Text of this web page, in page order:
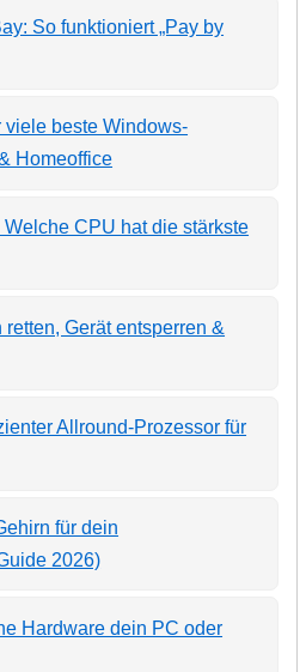
So funktioniert „Pay by
viele beste Windows-
Homeoffice
CPU hat die stärkste
Gerät entsperren &
Allround-Prozessor für
für dein
2026)
Hardware dein PC oder